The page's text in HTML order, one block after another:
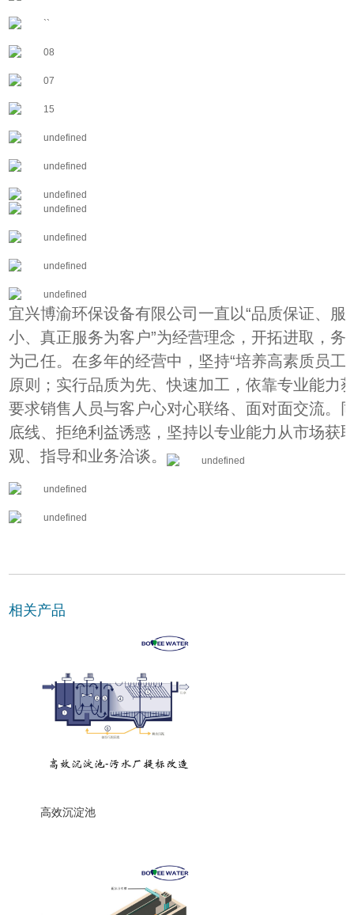
宜兴博渝环保设备有限公司一直以“品质保证、
小、真正服务为客户”为经营理念，开拓进取，
为己任。在多年的经营中，坚持“培养高素质员
原则；实行品质为先、快速加工，依靠专业能力
要求销售人员与客户心对心联络、面对面交流。
底线、拒绝利益诱惑，坚持以专业能力从市场获
观、指导和业务洽谈。
相关产品
高效沉淀池